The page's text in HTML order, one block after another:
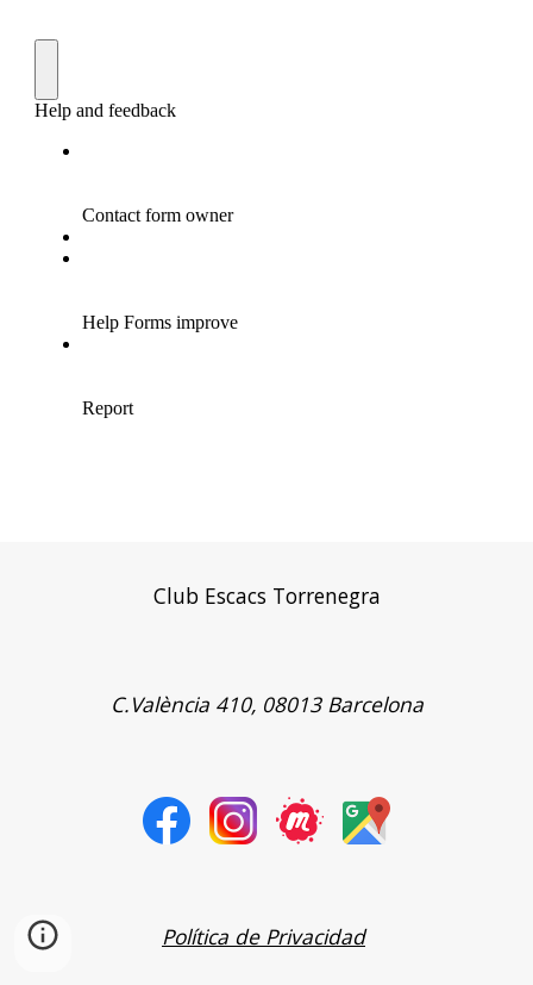
Club Escacs Torrenegra
C.València 410, 08013 Barcelona
Política de Privacidad